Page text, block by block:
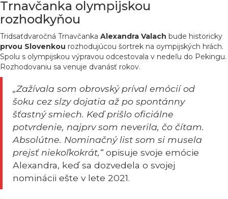
Trnavčanka olympijskou
rozhodkyňou
Tridsaťdvaročná Trnavčanka Alexandra Valach bude historicky
prvou Slovenkou rozhodujúcou šortrek na oympijských hrách.
Spolu s olympijskou výpravou odcestovala v nedeľu do Pekingu.
Rozhodovaniu sa venuje dvanásť rokov.
„Zažívala som obrovský príval emócií od
šoku cez slzy dojatia až po spontánny
šťastný smiech. Keď prišlo oficiálne
potvrdenie, najprv som neverila, čo čítam.
Absolútne. Nominačný list som si musela
prejsť niekoľkokrát,“opisuje svoje emócie
Alexandra, keď sa dozvedela o svojej
nominácii ešte v lete 2021.